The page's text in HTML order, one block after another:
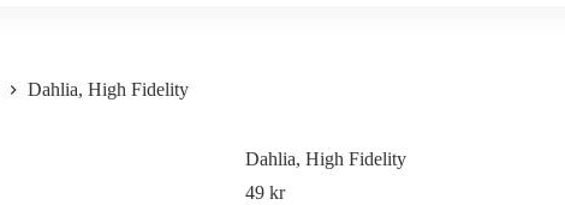
Dahlia, High Fidelity
Dahlia, High Fidelity
49 kr